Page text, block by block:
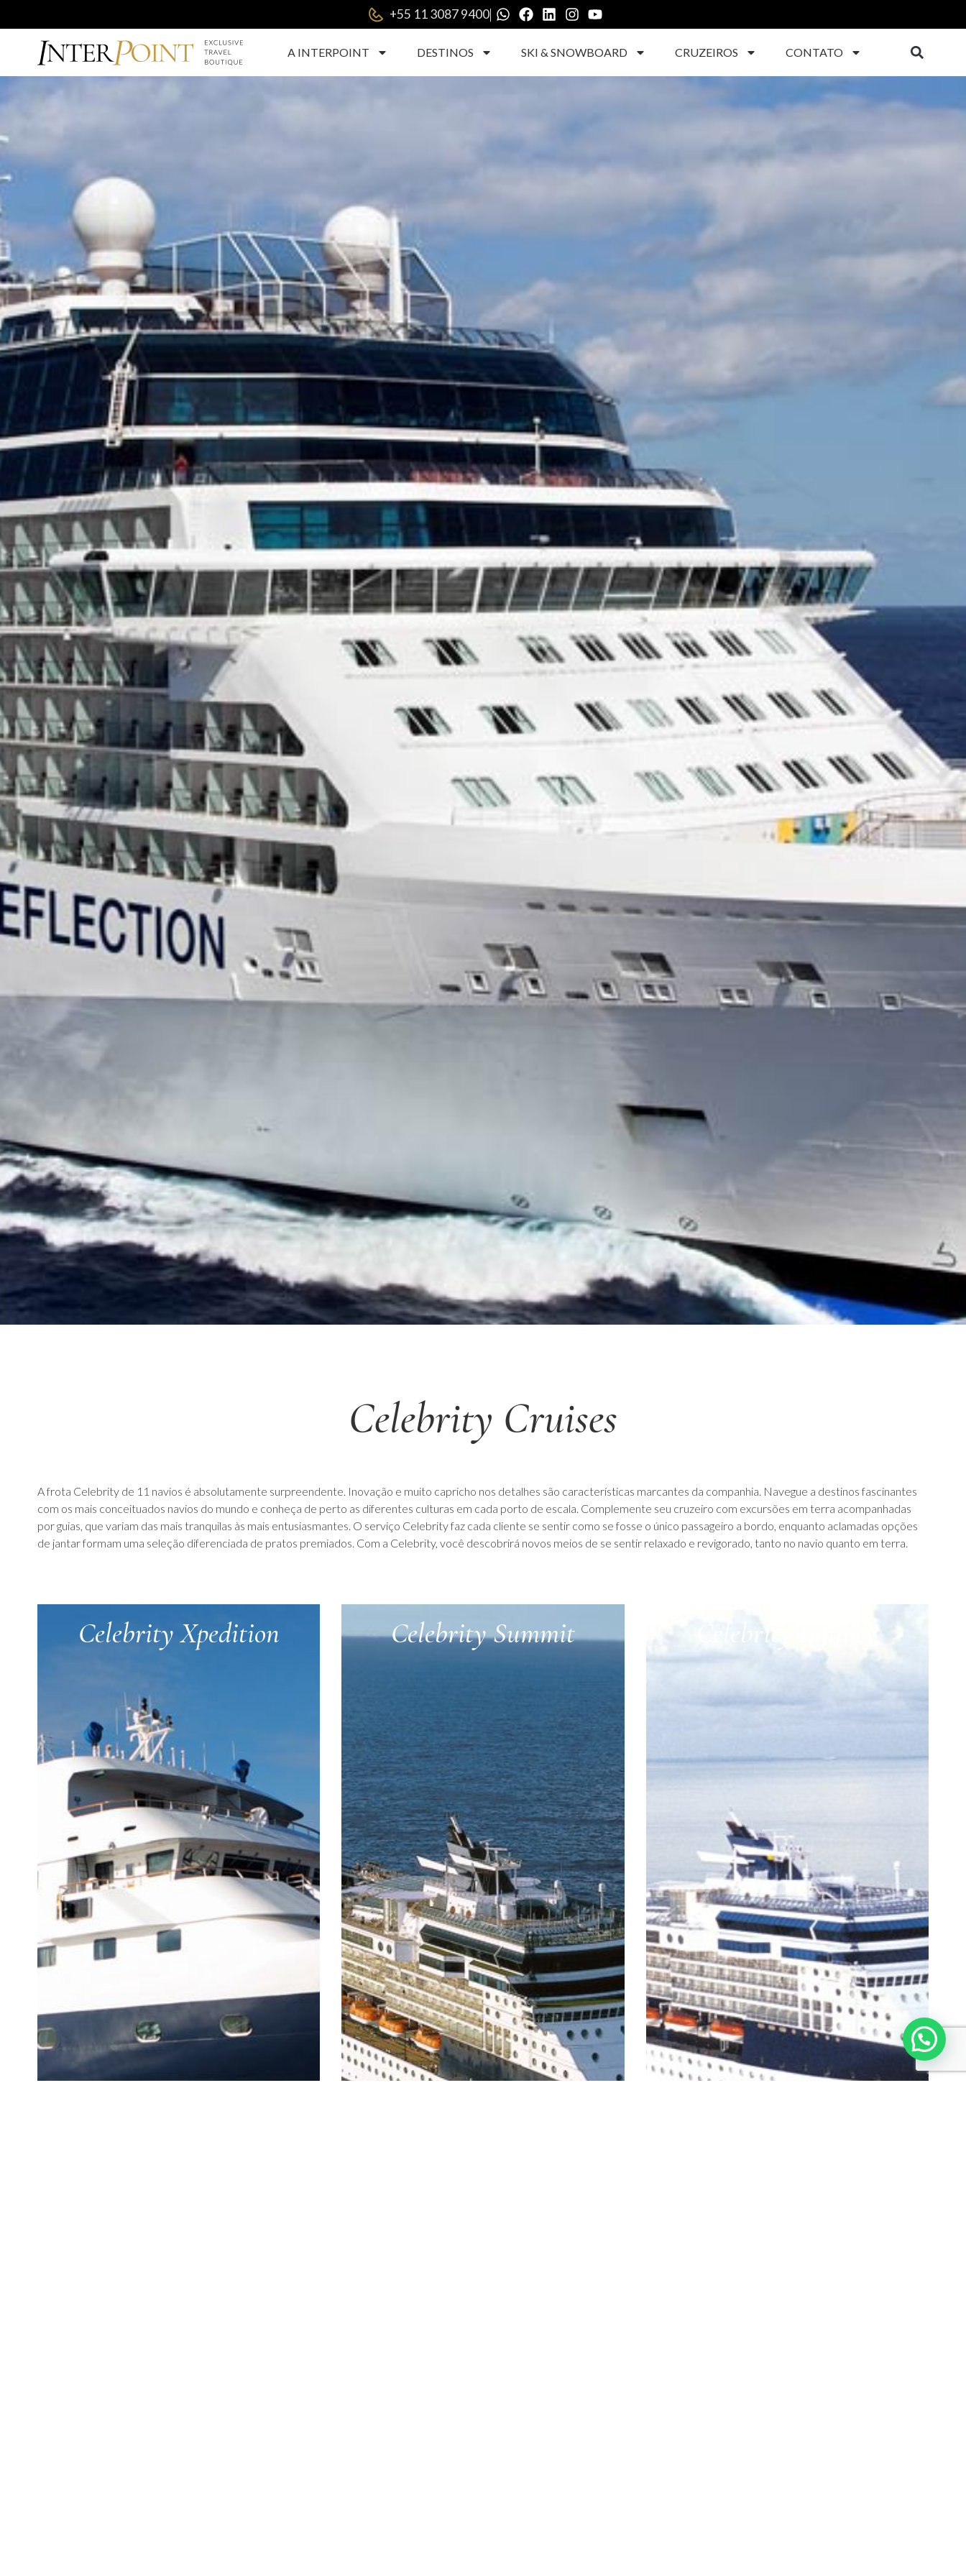
+55 11 3087 9400|
A INTERPOINT DESTINOS SKI & SNOWBOARD CRUZEIROS CONTATO
Celebrity Cruises
A frota Celebrity de 11 navios é absolutamente surpreendente. Inovação e muito capricho nos detalhes são características marcantes da companhia. Navegue a destinos fascinantes
com os mais conceituados navios do mundo e conheça de perto as diferentes culturas em cada porto de escala. Complemente seu cruzeiro com excursões em terra acompanhadas
por guias, que variam das mais tranquilas às mais entusiasmantes. O serviço Celebrity faz cada cliente se sentir como se fosse o único passageiro a bordo, enquanto aclamadas opções
de jantar formam uma seleção diferenciada de pratos premiados. Com a Celebrity, você descobrirá novos meios de se sentir relaxado e revigorado, tanto no navio quanto em terra.
Celebrity Xpedition Celebrity Summit Celebrity Infinity